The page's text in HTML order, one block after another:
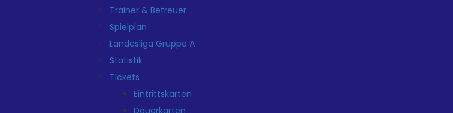
Trainer & Betreuer
Spielplan
Landesliga Gruppe A
Statistik
Tickets
Eintrittskarten
Dauerkarten